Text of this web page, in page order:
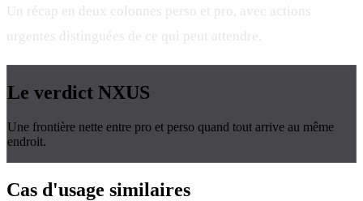
Un récap en deux colonnes perso et pro, avec actions
urgentes distinguées de ce qui peut attendre.
Le verdict NXUS
Une frontière nette entre pro et perso quand tout arrive au même
endroit.
Cas d'usage similaires